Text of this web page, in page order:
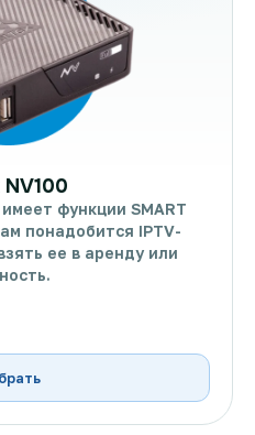
функции SMART
понадобится IPTV-
ее в аренду или